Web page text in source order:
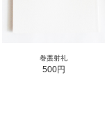
巻藁射礼
500円